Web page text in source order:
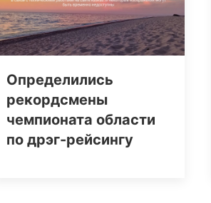
Определились
рекордсмены
чемпионата области
по дрэг-рейсингу